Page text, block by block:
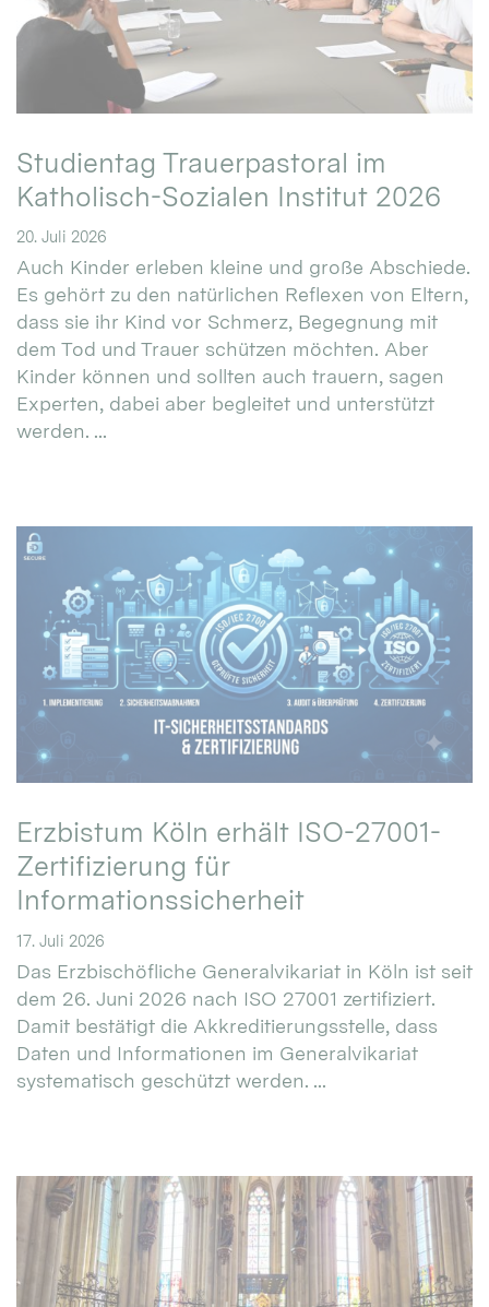
Studientag Trauerpastoral im
Katholisch-Sozialen Institut 2026
20. Juli 2026
Auch Kinder erleben kleine und große Abschiede.
Es gehört zu den natürlichen Reflexen von Eltern,
dass sie ihr Kind vor Schmerz, Begegnung mit
dem Tod und Trauer schützen möchten. Aber
Kinder können und sollten auch trauern, sagen
Experten, dabei aber begleitet und unterstützt
werden. ...
Erzbistum Köln erhält ISO-27001-
Zertifizierung für
Informationssicherheit
17. Juli 2026
Das Erzbischöfliche Generalvikariat in Köln ist seit
dem 26. Juni 2026 nach ISO 27001 zertifiziert.
Damit bestätigt die Akkreditierungsstelle, dass
Daten und Informationen im Generalvikariat
systematisch geschützt werden. ...